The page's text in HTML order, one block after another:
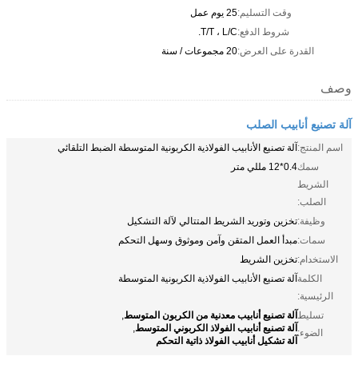
وقت التسليم:25 يوم عمل
شروط الدفع:T/T ، L/C.
القدرة على العرض:20 مجموعات / سنة
وصف
آلة تصنيع أنابيب الصلب
اسم المنتج:آلة تصنيع الأنابيب الفولاذية الكربونية المتوسطة الضبط التلقائي
سمك
الشريط
الصلب:
0.4*12 مللي متر
وظيفة:تخزين وتوريد الشريط المتتالي لآلة التشكيل
سمات:مبدأ العمل المتقن وآمن وموثوق وسهل التحكم
الاستخدام:تخزين الشريط
الكلمة
الرئيسية:
آلة تصنيع الأنابيب الفولاذية الكربونية المتوسطة
تسليط
الضوء:
آلة تصنيع أنابيب معدنية من الكربون المتوسط,
آلة تصنيع أنابيب الفولاذ الكربوني المتوسط,
آلة تشكيل أنابيب الفولاذ ذاتية التحكم